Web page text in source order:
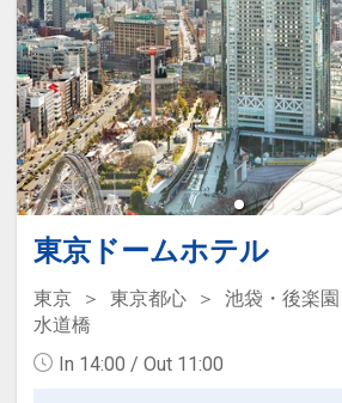
東京ドームホテル
東京 東京都心
池袋・後楽
水道橋
In 14:00 / Out 11:00